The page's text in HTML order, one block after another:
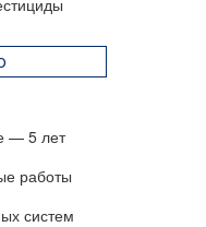
— 5 лет
работы
систем